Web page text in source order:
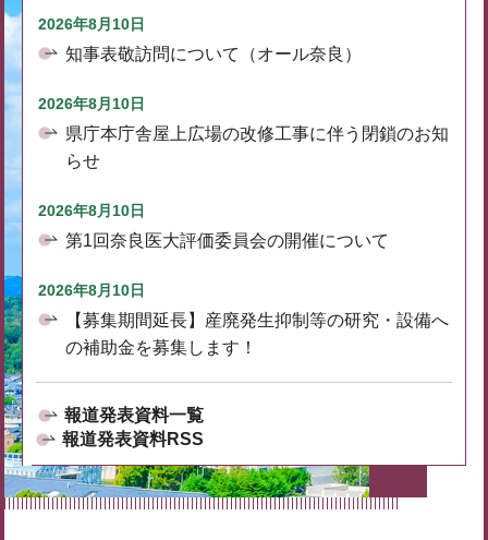
2026年8月10日
知事表敬訪問について（オール奈良）
2026年8月10日
県庁本庁舎屋上広場の改修工事に伴う閉鎖のお知
らせ
2026年8月10日
第1回奈良医大評価委員会の開催について
2026年8月10日
【募集期間延長】産廃発生抑制等の研究・設備へ
の補助金を募集します！
報道発表資料一覧
報道発表資料RSS